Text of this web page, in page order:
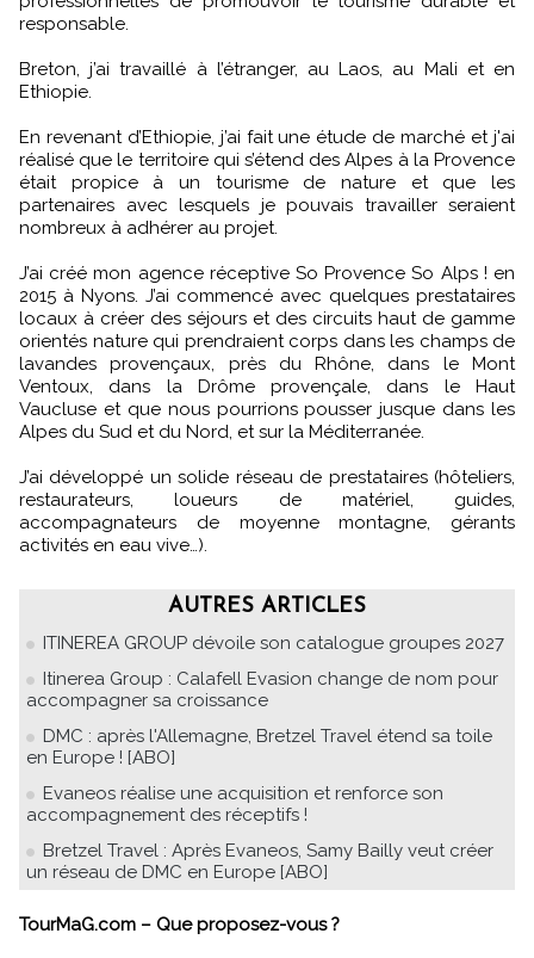
responsable.
Breton, j’ai travaillé à l’étranger, au Laos, au Mali et en
Ethiopie.
En revenant d’Ethiopie, j’ai fait une étude de marché et j'ai
réalisé que le territoire qui s’étend des Alpes à la Provence
était propice à un tourisme de nature et que les
partenaires avec lesquels je pouvais travailler seraient
nombreux à adhérer au projet.
J’ai créé mon agence réceptive So Provence So Alps ! en
2015 à Nyons. J’ai commencé avec quelques prestataires
locaux à créer des séjours et des circuits haut de gamme
orientés nature qui prendraient corps dans les champs de
lavandes provençaux, près du Rhône, dans le Mont
Ventoux, dans la Drôme provençale, dans le Haut
Vaucluse et que nous pourrions pousser jusque dans les
Alpes du Sud et du Nord, et sur la Méditerranée.
J’ai développé un solide réseau de prestataires (hôteliers,
restaurateurs, loueurs de matériel, guides,
accompagnateurs de moyenne montagne, gérants
activités en eau vive…).
AUTRES ARTICLES
ITINEREA GROUP dévoile son catalogue groupes 2027
Itinerea Group : Calafell Evasion change de nom pour
accompagner sa croissance
DMC : après l'Allemagne, Bretzel Travel étend sa toile
en Europe ! [ABO]
Evaneos réalise une acquisition et renforce son
accompagnement des réceptifs !
Bretzel Travel : Après Evaneos, Samy Bailly veut créer
un réseau de DMC en Europe [ABO]
TourMaG.com – Que proposez-vous ?